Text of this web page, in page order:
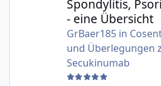
Spondylitis,
- eine Übersicht
GrBaer185in
und Überlegungen
Secukinumab